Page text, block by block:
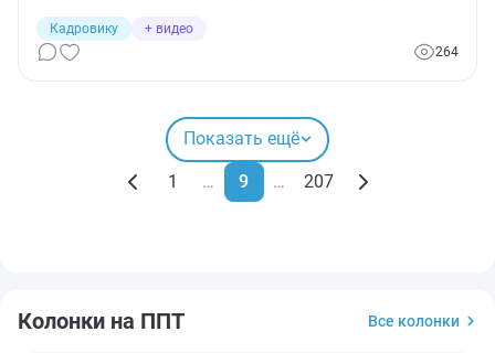
Кадровику
+ видео
264
Показать ещё
1 … 9 … 207
Колонки на ППТ Все колонки